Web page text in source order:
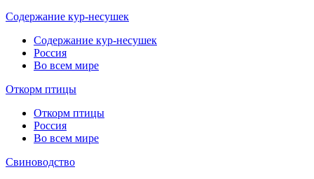
Содержание кур-несушек
Содержание кур-несушек
Россия
Во всем мире
Откорм птицы
Откорм птицы
Россия
Во всем мире
Свиноводство